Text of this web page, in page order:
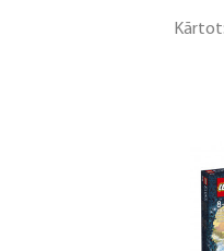
Kārtot: